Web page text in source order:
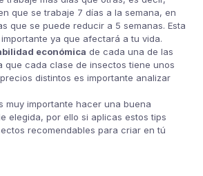
que se trabaje 7 días a la semana, en
que se puede reducir a 5 semanas. Esta
ya que afectará a tu vida.
económica de cada una de las
que cada clase de insectos tiene unos
distintos es importante analizar
muy importante hacer una buena
elegida, por ello si aplicas estos tips
recomendables para criar en tú